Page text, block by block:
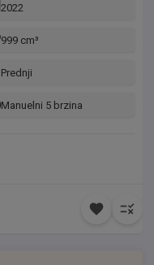
2022
999 cm³
Prednji
Manuelni 5 brzina